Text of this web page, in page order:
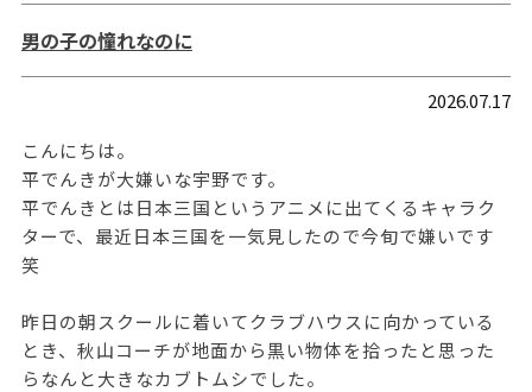
男の子の憧れなのに
2026.07.17
こんにちは。
平でんきが大嫌いな宇野です。
平でんきとは日本三国というアニメに出てくるキャラク
ターで、最近日本三国を一気見したので今旬で嫌いです
笑
昨日の朝スクールに着いてクラブハウスに向かっている
とき、秋山コーチが地面から黒い物体を拾ったと思った
らなんと大きなカブトムシでした。